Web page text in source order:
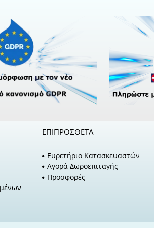
ΕΠΙΠΡΌΣΘΕΤΑ
Ευρετήριο Κατασκευαστών
Αγορά Δωροεπιταγής
Προσφορές